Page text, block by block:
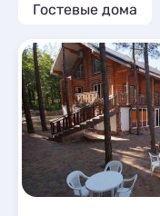
Гостевые дома